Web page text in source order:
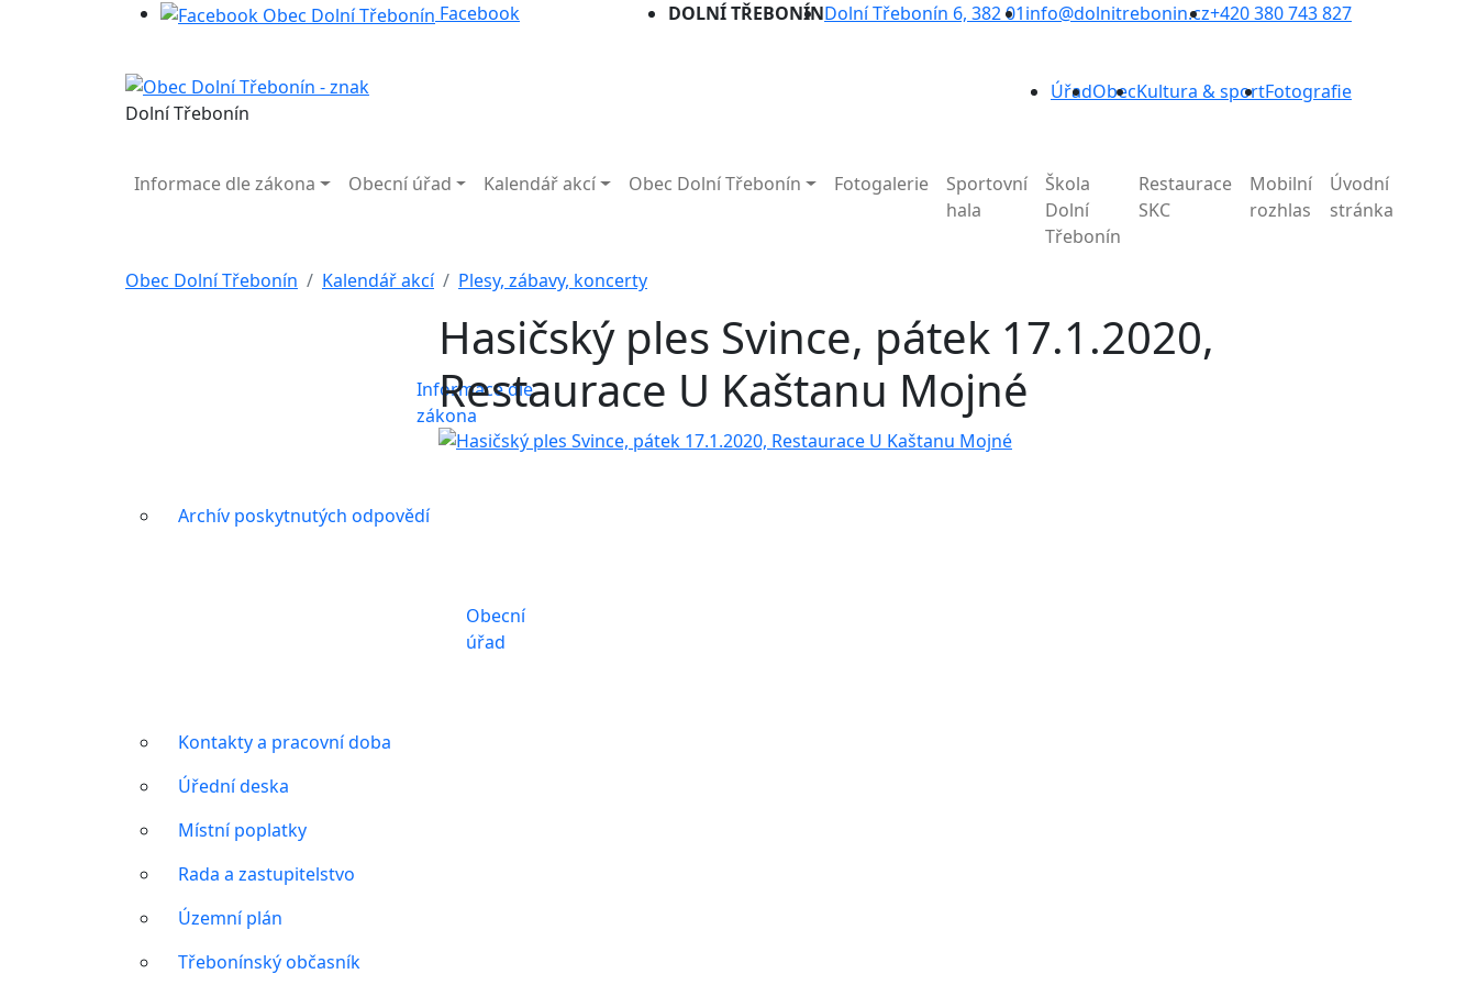
Facebook DOLNÍ TŘEBONÍNDolní Třebonín 6, 382 01info@dolnitrebonin.cz+420 380 743 827
Dolní Třebonín
ÚřadObecKultura & sportFotografie
Informace dle zákona Obecní úřad Kalendář akcí Obec Dolní Třebonín Fotogalerie
Sportovní
hala
Škola
Dolní
Třebonín
Restaurace
SKC
Mobilní
rozhlas
Úvodní
stránka
Obec Dolní Třebonín Kalendář akcí Plesy, zábavy, koncerty
Informace dle
zákona
Archív poskytnutých odpovědí
Obecní
úřad
Kontakty a pracovní doba
Úřední deska
Místní poplatky
Rada a zastupitelstvo
Územní plán
Třebonínský občasník
Hasičský ples Svince, pátek 17.1.2020,
Restaurace U Kaštanu Mojné